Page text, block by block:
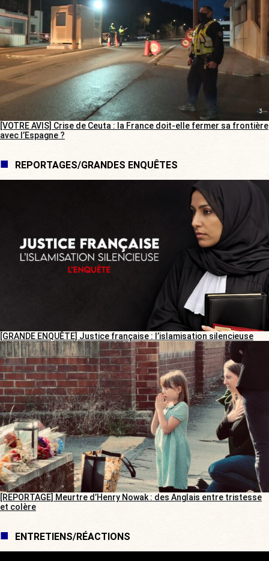
[VOTRE AVIS] Crise de Ceuta : la France doit-elle fermer sa frontière
avec l’Espagne ?
REPORTAGES/GRANDES ENQUÊTES
[GRANDE ENQUÊTE] Justice française : l’islamisation silencieuse
[REPORTAGE] Meurtre d’Henry Nowak : des Anglais entre tristesse
et colère
ENTRETIENS/RÉACTIONS